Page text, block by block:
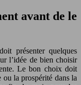
avant de le
présenter quelques
l’idée de bien choisir
Le bon choix doit
ou la prospérité dans la